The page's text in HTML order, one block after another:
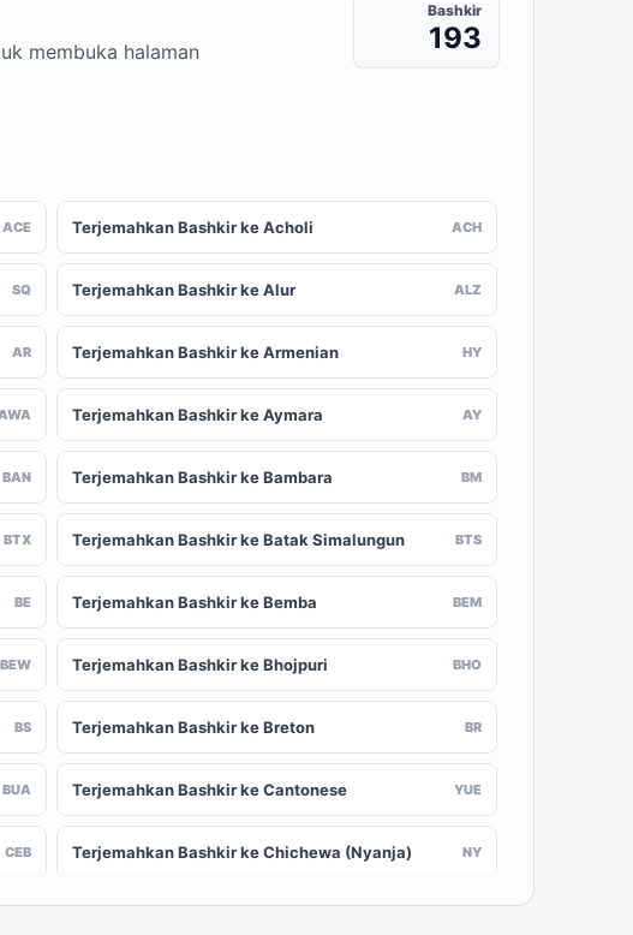
membuka halaman
Bashkir
193
ACE Terjemahkan Bashkir ke Acholi ACH
SQ Terjemahkan Bashkir ke Alur ALZ
AR Terjemahkan Bashkir ke Armenian HY
Terjemahkan Bashkir ke Aymara AY
BAN Terjemahkan Bashkir ke Bambara BM
BTX Terjemahkan Bashkir ke Batak Simalungun BTS
BE Terjemahkan Bashkir ke Bemba BEM
BEW Terjemahkan Bashkir ke Bhojpuri BHO
BS Terjemahkan Bashkir ke Breton BR
BUA Terjemahkan Bashkir ke Cantonese YUE
CEB Terjemahkan Bashkir ke Chichewa (Nyanja) NY